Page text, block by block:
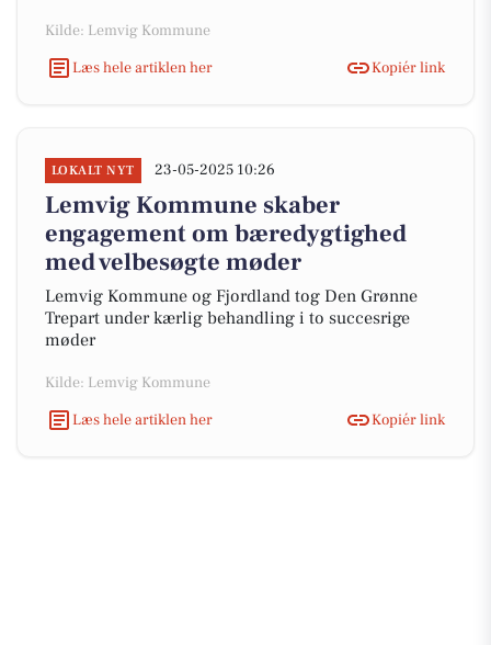
Kilde: Lemvig Kommune
Læs hele artiklen her
Kopiér link
LOKALT NYT 23-05-2025 10:26
Lemvig Kommune skaber
engagement om bæredygtighed
med velbesøgte møder
Lemvig Kommune og Fjordland tog Den Grønne
Trepart under kærlig behandling i to succesrige
møder
Kilde: Lemvig Kommune
Læs hele artiklen her
Kopiér link